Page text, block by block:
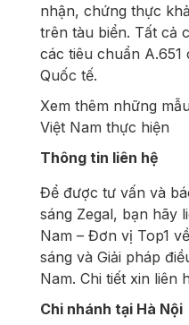
nhận, chứng thực
trên tàu biển. Tất cả
các tiêu chuẩn
Quốc tế.
Xem thêm những mẫu
Việt Nam thực hiện
Thông tin liên hệ
Để được tư vấn và
sáng Zegal, bạn hãy
Nam – Đơn vị Top1
sáng và Giải pháp
Nam. Chi tiết xin liên
Chi nhánh tại Hà Nội